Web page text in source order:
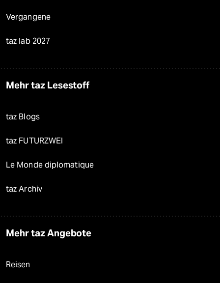
Vergangene
taz lab 2027
Mehr taz Lesestoff
taz Blogs
taz FUTURZWEI
Le Monde diplomatique
taz Archiv
Mehr taz Angebote
Reisen